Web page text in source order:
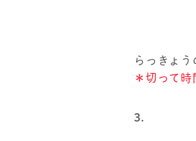
らっきょ
＊切って
3.